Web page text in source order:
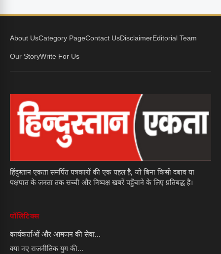
About UsCategory PageContact UsDisclaimerEditorial Team
Our StoryWrite For Us
हिंदुस्तान एकता समर्पित पत्रकारों की एक पहल है, जो बिना किसी दबाव या
पक्षपात के जनता तक सच्ची और निष्पक्ष खबरें पहुँचाने के लिए प्रतिबद्ध है।
पॉलिटिक्स
कार्यकर्ताओं और आमजन की सेवा...
क्या नए राजनीतिक युग की...